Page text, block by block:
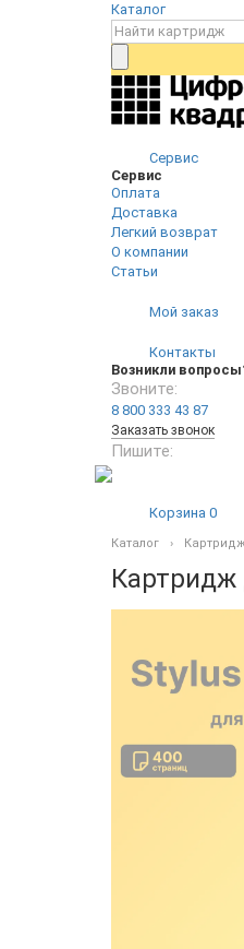
Каталог
Сервис
Сервис
Оплата
Доставка
Легкий возврат
О компании
Статьи
Мой заказ
Контакты
Возникли
Звоните:
8 800 333 43 87
Заказать звонок
Пишите:
Корзина 0
Каталог
Картридж